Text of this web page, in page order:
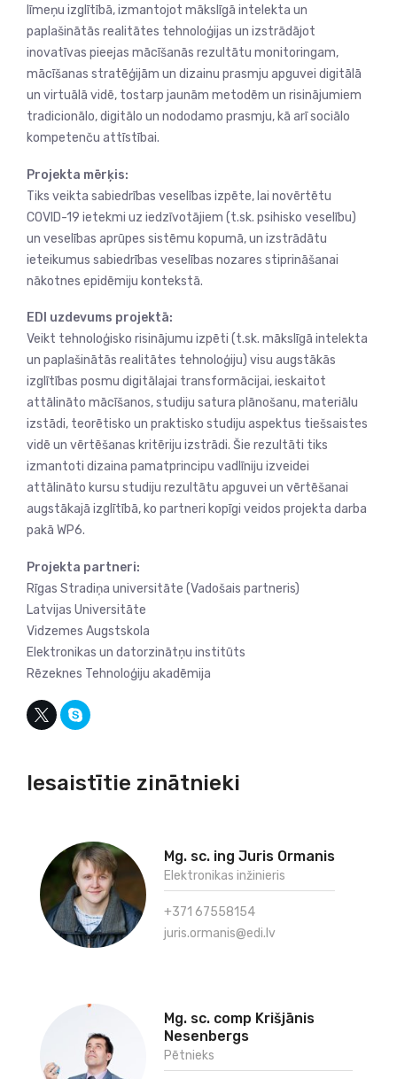
līmeņu izglītībā, izmantojot mākslīgā intelekta un
paplašinātās realitātes tehnoloģijas un izstrādājot
inovatīvas pieejas mācīšanās rezultātu monitoringam,
mācīšanas stratēģijām un dizainu prasmju apguvei digitālā
un virtuālā vidē, tostarp jaunām metodēm un risinājumiem
tradicionālo, digitālo un nododamo prasmju, kā arī sociālo
kompetenču attīstībai.
Projekta mērķis:
Tiks veikta sabiedrības veselības izpēte, lai novērtētu
COVID-19 ietekmi uz iedzīvotājiem (t.sk. psihisko veselību)
un veselības aprūpes sistēmu kopumā, un izstrādātu
ieteikumus sabiedrības veselības nozares stiprināšanai
nākotnes epidēmiju kontekstā.
EDI uzdevums projektā:
Veikt tehnoloģisko risinājumu izpēti (t.sk. mākslīgā intelekta
un paplašinātās realitātes tehnoloģiju) visu augstākās
izglītības posmu digitālajai transformācijai, ieskaitot
attālināto mācīšanos, studiju satura plānošanu, materiālu
izstādi, teorētisko un praktisko studiju aspektus tiešsaistes
vidē un vērtēšanas kritēriju izstrādi. Šie rezultāti tiks
izmantoti dizaina pamatprincipu vadlīniju izveidei
attālināto kursu studiju rezultātu apguvei un vērtēšanai
augstākajā izglītībā, ko partneri kopīgi veidos projekta darba
pakā WP6.
Projekta partneri:
Rīgas Stradiņa universitāte (Vadošais partneris)
Latvijas Universitāte
Vidzemes Augstskola
Elektronikas un datorzinātņu institūts
Rēzeknes Tehnoloģiju akadēmija
Iesaistītie zinātnieki
Mg. sc. ing Juris Ormanis
Elektronikas inžinieris
+371 67558154
juris.ormanis@edi.lv
Mg. sc. comp Krišjānis
Nesenbergs
Pētnieks